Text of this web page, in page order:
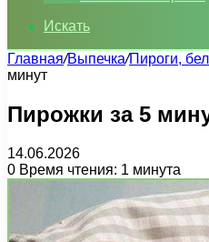
Искать
Главная/Выпечка/Пироги,
минут
Пирожки за 5
14.06.2026
0 Время чтения: 1 минута